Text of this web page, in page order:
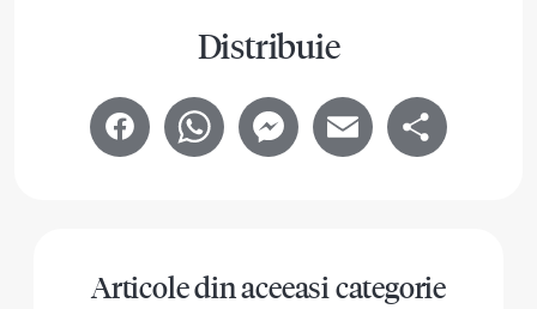
Distribuie
Articole din aceeasi categorie